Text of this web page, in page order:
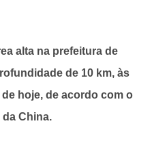
alta na prefeitura de
de 10 km, às
hoje, de acordo com o
China.